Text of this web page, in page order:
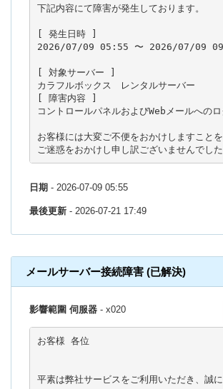
下記内容にて障害が発生しております。
[ 発生日時 ]
2026/07/09 05:55 〜 2026/07/09
[ 対象サーバー ]
カラフルボックス　レンタルサーバー
[ 障害内容 ]
コントロールパネルおよびWebメールへの
お客様には大変ご不便をおかけしますこと
ご迷惑をおかけし申し訳ございませんでした
日期 - 2026-07-09 05:55
最後更新 - 2026-07-21 17:49
メールサーバー接続障害 (已解決)
影響範圍 伺服器 - x020
お客様 各位
平素は弊社サービスをご利用いただき、誠